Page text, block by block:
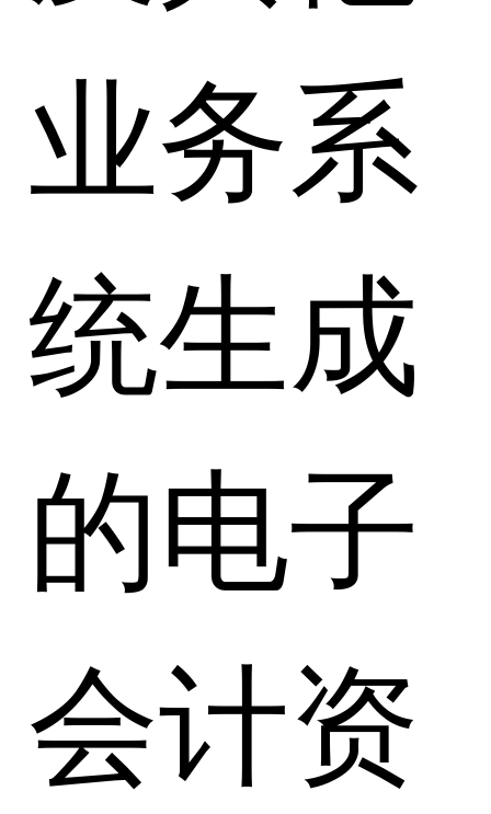
业务系
统生成
的电子
会计资